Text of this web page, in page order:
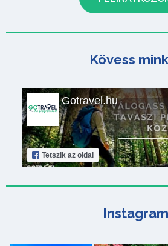
Kövess
Gotravel.hu
Tetszik az oldal
Instagram